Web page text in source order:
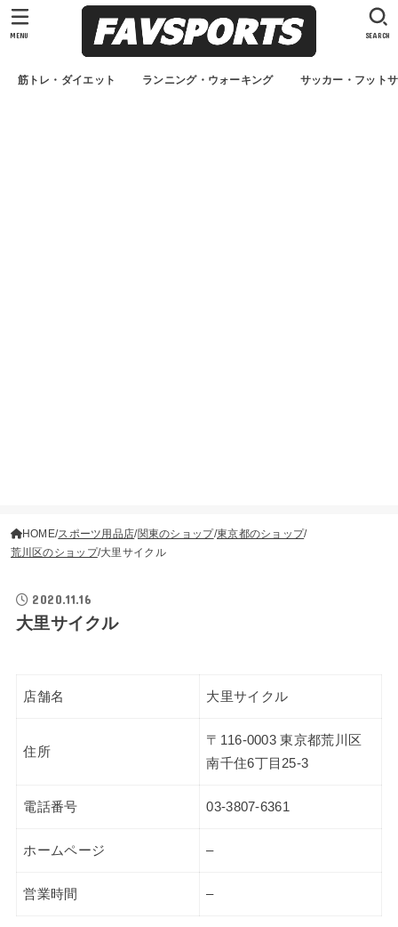
筋トレ・ダイエット ランニング・ウォーキング サッカー・フット
SEARCH
MENU
HOME スポーツ用品店 関東のショップ 東京都のショップ
荒川区のショップ 大里サイクル
2020.11.16
大里サイクル
店舗名 大里サイクル
住所
〒116-0003 東京都荒川区
南千住6丁目25-3
電話番号 03-3807-6361
ホームページ –
営業時間 –